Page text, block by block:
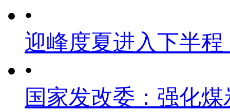
•
迎峰度夏进入下半
•
国家发改委：强化